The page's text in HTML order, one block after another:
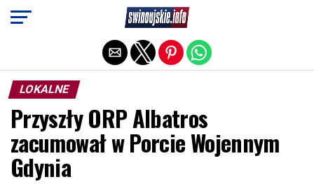
LOKALNE
Przyszły ORP Albatros
zacumował w Porcie Wojennym
Gdynia
Exit mobile version